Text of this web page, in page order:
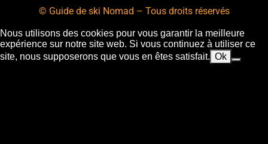
© Guide de ski Nomad – Tous droits réservés
Nous utilisons des cookies pour vous garantir la meilleure
expérience sur notre site web. Si vous continuez à utiliser ce
site, nous supposerons que vous en êtes satisfait. Ok